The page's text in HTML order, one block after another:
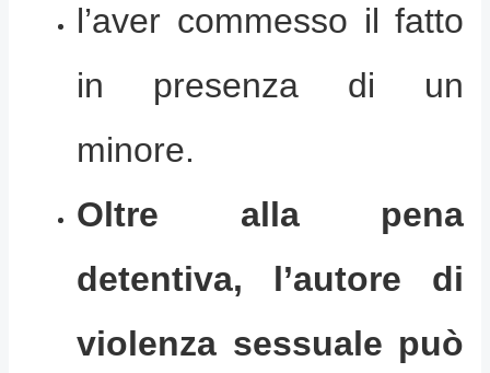
l’aver commesso il fatto
in presenza di un
minore.
Oltre alla pena
detentiva, l’autore di
violenza sessuale può